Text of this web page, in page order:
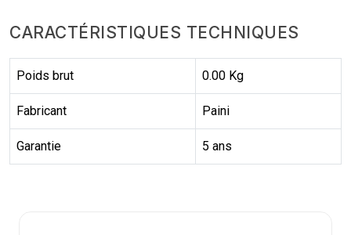
CARACTÉRISTIQUES TECHNIQUES
Poids brut 0.00 Kg
Fabricant Paini
Garantie 5 ans